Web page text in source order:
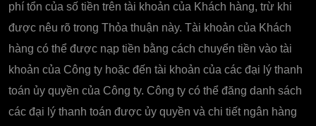
phí tổn của số tiền trên tài khoản của Khách hàng, trừ khi
được nêu rõ trong Thỏa thuận này. Tài khoản của Khách
hàng có thể được nạp tiền bằng cách chuyển tiền vào tài
khoản của Công ty hoặc đến tài khoản của các đại lý thanh
toán ủy quyền của Công ty. Công ty có thể đăng danh sách
các đại lý thanh toán được ủy quyền và chi tiết ngân hàng